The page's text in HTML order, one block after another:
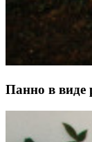
Панно в виде